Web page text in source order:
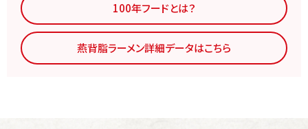
100年フードとは？
燕背脂ラーメン詳細データはこちら